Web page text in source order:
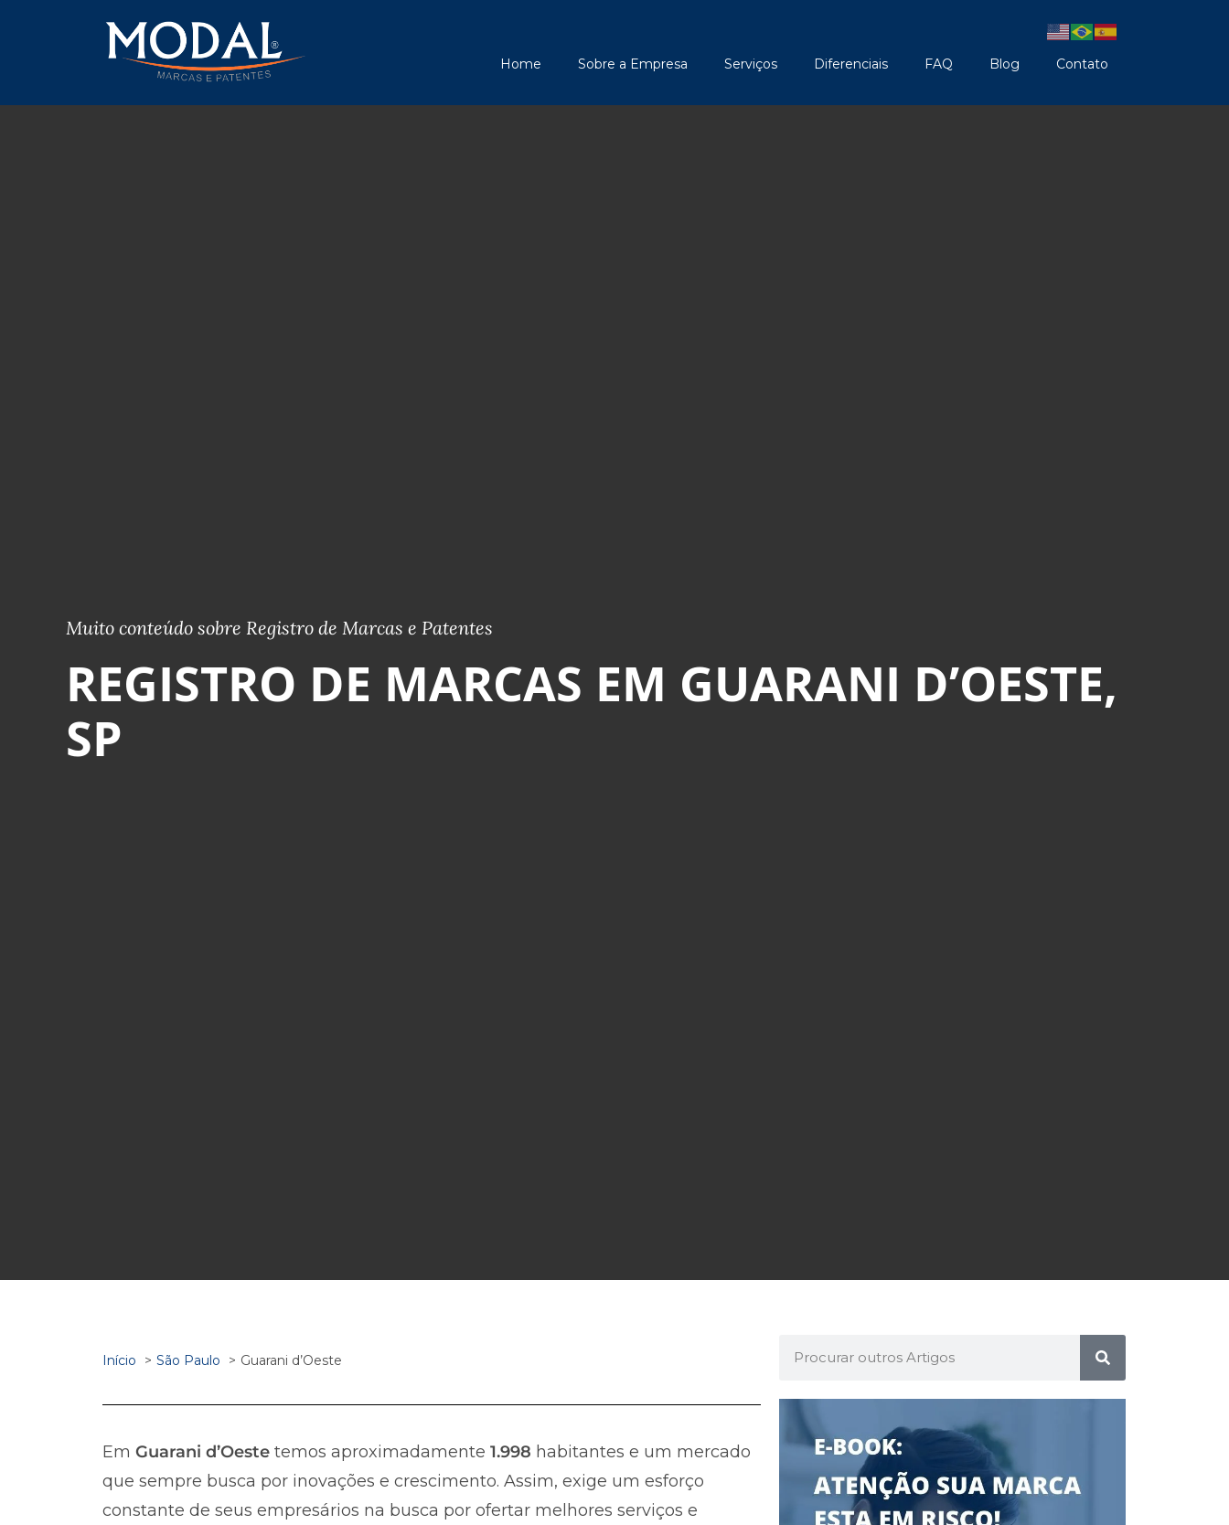
Home Sobre a Empresa Serviços Diferenciais FAQ Blog Contato
Muito conteúdo sobre Registro de Marcas e Patentes
REGISTRO DE MARCAS EM GUARANI D’OESTE,
SP
Início São Paulo Guarani d’Oeste
Em Guarani d’Oeste temos aproximadamente 1.998 habitantes e um mercado
que sempre busca por inovações e crescimento. Assim, exige um esforço
constante de seus empresários na busca por ofertar melhores serviços e